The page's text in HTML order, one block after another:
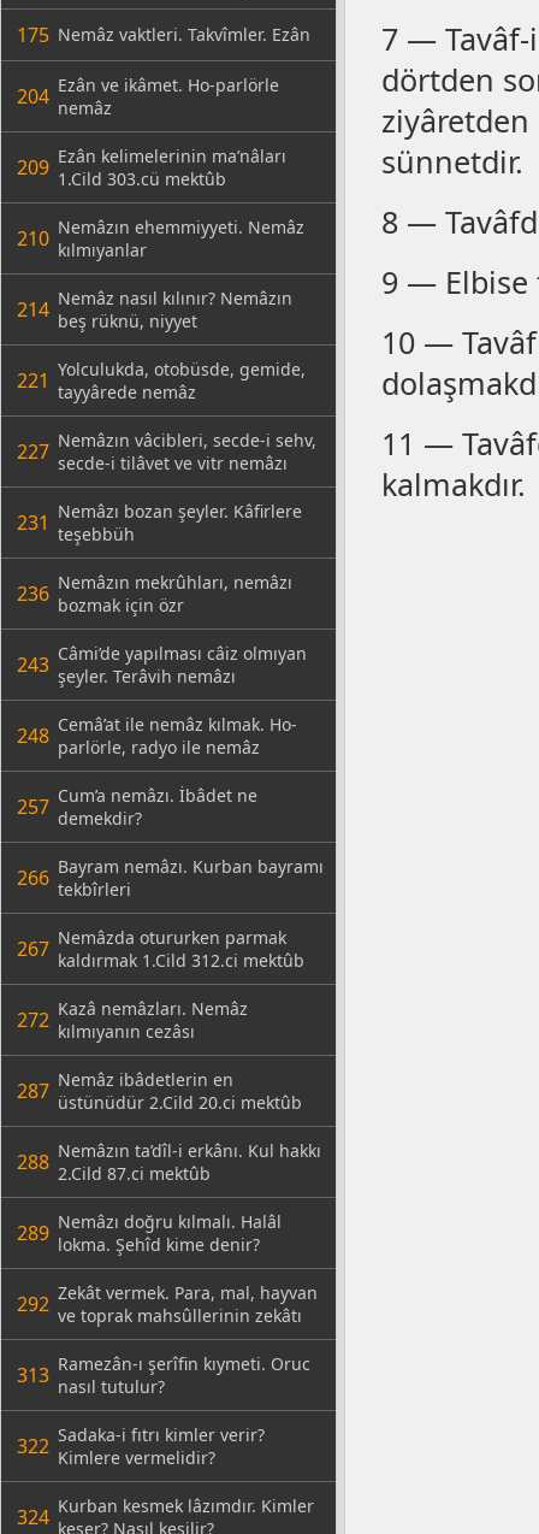
175 Nemâz vaktleri. Takvîmler. Ezân
204 Ezân ve ikâmet. Ho-parlörle
nemâz
209 Ezân kelimelerinin ma’nâları
1.Cild 303.cü mektûb
210 Nemâzın ehemmiyyeti. Nemâz
kılmıyanlar
214 Nemâz nasıl kılınır? Nemâzın
beş rüknü, niyyet
221 Yolculukda, otobüsde, gemide,
tayyârede nemâz
227 Nemâzın vâcibleri, secde-i sehv,
secde-i tilâvet ve vitr nemâzı
231 Nemâzı bozan şeyler. Kâfirlere
teşebbüh
236 Nemâzın mekrûhları, nemâzı
bozmak için özr
243 Câmi’de yapılması câiz olmıyan
şeyler. Terâvih nemâzı
248 Cemâ’at ile nemâz kılmak. Ho-
parlörle, radyo ile nemâz
257 Cum’a nemâzı. İbâdet ne
demekdir?
266 Bayram nemâzı. Kurban bayramı
tekbîrleri
267 Nemâzda otururken parmak
kaldırmak 1.Cild 312.ci mektûb
272 Kazâ nemâzları. Nemâz
kılmıyanın cezâsı
287 Nemâz ibâdetlerin en
üstünüdür 2.Cild 20.ci mektûb
288 Nemâzın ta’dîl-i erkânı. Kul hakkı
2.Cild 87.ci mektûb
289 Nemâzı doğru kılmalı. Halâl
lokma. Şehîd kime denir?
292 Zekât vermek. Para, mal, hayvan
ve toprak mahsûllerinin zekâtı
313 Ramezân-ı şerîfin kıymeti. Oruc
nasıl tutulur?
322 Sadaka-i fıtrı kimler verir?
Kimlere vermelidir?
324 Kurban kesmek lâzımdır. Kimler
keser? Nasıl kesilir?
7 — Tavâf-i
dörtden
sünnetdir.
8 —
9 — Elbise
10 —
11 —
kalmakdır.